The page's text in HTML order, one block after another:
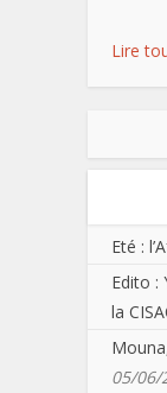
Lire
Eté :
Edito :
la
05/06/